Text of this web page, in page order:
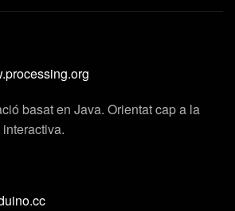
basat en Java. Orientat cap a la